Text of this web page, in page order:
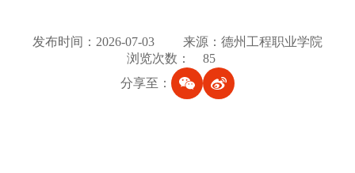
发布时间：2026-07-03
来源：德州工程职业学院
浏览次数：
85
分享至：